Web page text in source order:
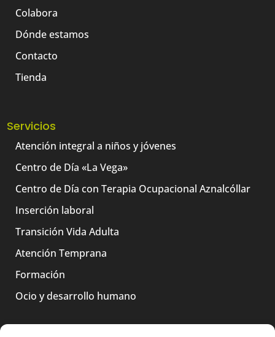
Colabora
Dónde estamos
Contacto
Tienda
Servicios
Atención integral a niños y jóvenes
Centro de Día «La Vega»
Centro de Día con Terapia Ocupacional Aznalcóllar
Inserción laboral
Transición Vida Adulta
Atención Temprana
Formación
Ocio y desarrollo humano